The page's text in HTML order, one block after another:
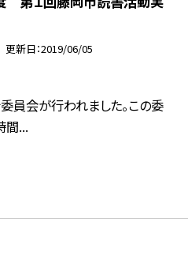
更新日 2019/06/05
員会が行われました。この委
間...